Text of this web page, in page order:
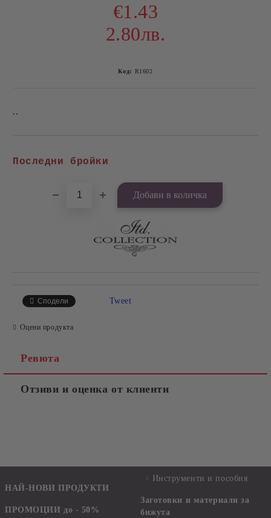
€1.43
2.80лв.
Код: R1602
..
Последни бройки
Сподели Tweet
Оцени продукта
Ревюта
Отзиви и оценка от клиенти
НАЙ-НОВИ ПРОДУКТИ
ПРОМОЦИИ до - 50%
Инструменти и пособия
Заготовки и материали за
бижута